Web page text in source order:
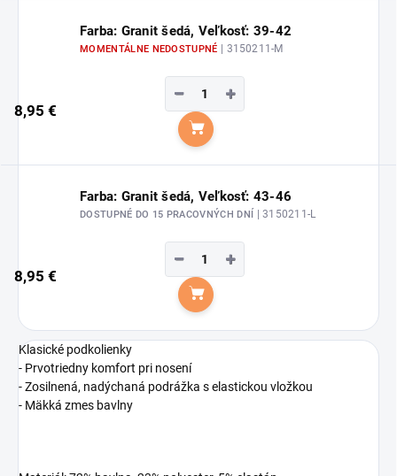
Farba: Granit šedá, Veľkosť: 39-42
MOMENTÁLNE NEDOSTUPNÉ | 3150211-M
8,95 €
+
−
Do košíka
Farba: Granit šedá, Veľkosť: 43-46
DOSTUPNÉ DO 15 PRACOVNÝCH DNÍ | 3150211-L
8,95 €
+
−
Do košíka
Klasické podkolienky
- Prvotriedny komfort pri nosení
- Zosilnená, nadýchaná podrážka s elastickou vložkou
- Mäkká zmes bavlny